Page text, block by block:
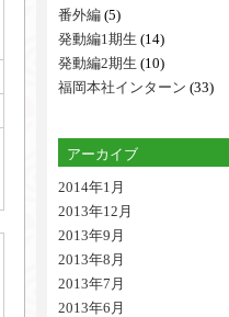
番外編 (5)
発動編1期生 (14)
発動編2期生 (10)
福岡本社インターン (33)
アーカイブ
2014年1月
2013年12月
2013年9月
2013年8月
2013年7月
2013年6月